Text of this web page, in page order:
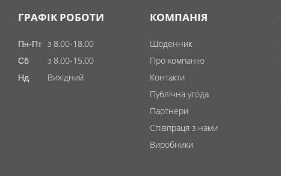
ГРАФІК РОБОТИ
Пн-Пт з 8.00-18.00
Сб з 8.00-15.00
Нд Вихідний
КОМПАНІЯ
Щоденник
Про компанію
Контакти
Публічна угода
Партнери
Співпраця з нами
Виробники